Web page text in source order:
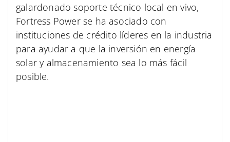
galardonado soporte técnico local en vivo,
Fortress Power se ha asociado con
instituciones de crédito líderes en la industria
para ayudar a que la inversión en energía
solar y almacenamiento sea lo más fácil
posible.